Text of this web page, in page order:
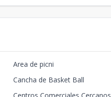
Area de picni
Cancha de Basket Ball